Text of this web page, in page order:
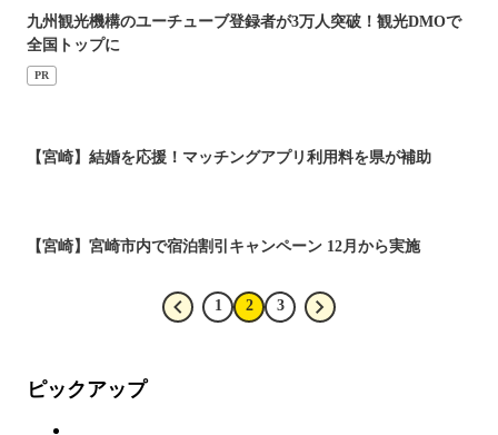
九州観光機構のユーチューブ登録者が3万人突破！観光DMOで
全国トップに
PR
【宮崎】結婚を応援！マッチングアプリ利用料を県が補助
【宮崎】宮崎市内で宿泊割引キャンペーン 12月から実施
1 2 3
ピックアップ